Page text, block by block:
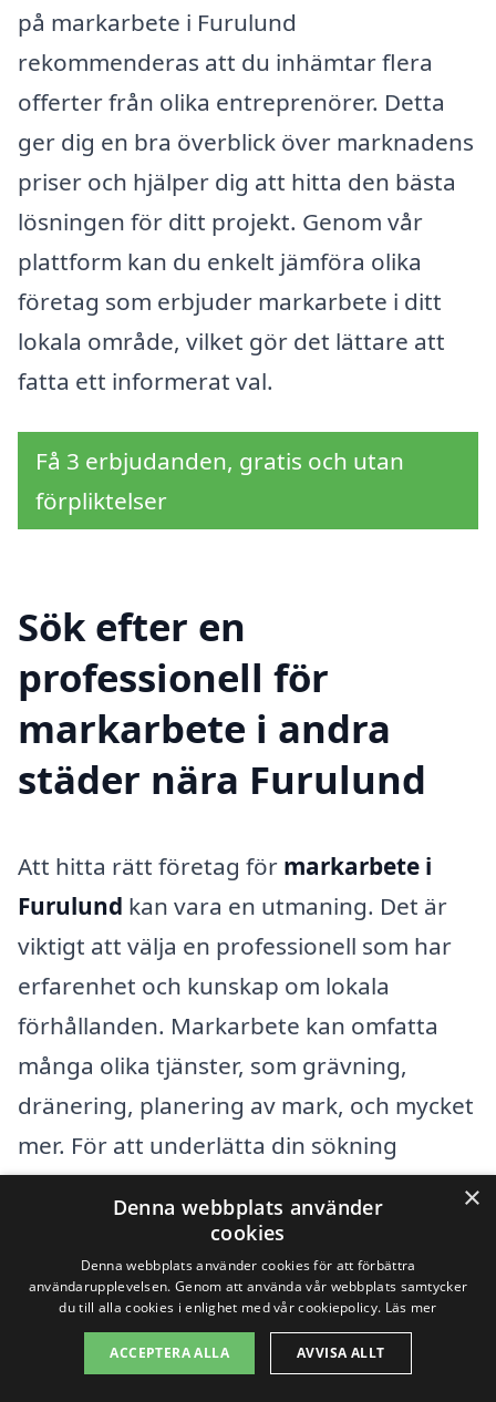
på markarbete i Furulund
rekommenderas att du inhämtar flera
offerter från olika entreprenörer. Detta
ger dig en bra överblick över marknadens
priser och hjälper dig att hitta den bästa
lösningen för ditt projekt. Genom vår
plattform kan du enkelt jämföra olika
företag som erbjuder markarbete i ditt
lokala område, vilket gör det lättare att
fatta ett informerat val.
Få 3 erbjudanden, gratis och utan
förpliktelser
Sök efter en
professionell för
markarbete i andra
städer nära Furulund
Att hitta rätt företag för markarbete i
Furulund kan vara en utmaning. Det är
viktigt att välja en professionell som har
erfarenhet och kunskap om lokala
förhållanden. Markarbete kan omfatta
många olika tjänster, som grävning,
dränering, planering av mark, och mycket
mer. För att underlätta din sökning
rekommenderar vi att du även överväger
företag i omkringliggande städer, vilket
kan ge dig fler alternativ och bästa
möjliga priser.
Några av de städer i närheten av
×
Denna webbplats använder
cookies
Denna webbplats använder cookies för att förbättra
användarupplevelsen. Genom att använda vår webbplats samtycker
du till alla cookies i enlighet med vår cookiepolicy. Läs mer
ACCEPTERA ALLA AVVISA ALLT